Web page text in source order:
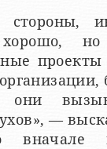
стороны,
но
проекты
они
—
вначале